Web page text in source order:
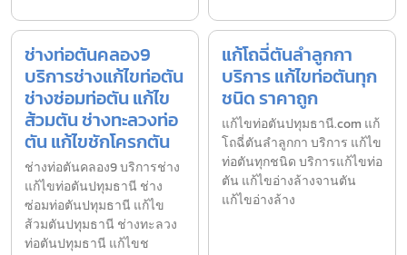
ช่างท่อตันคลอง9
บริการช่างแก้ไขท่อตัน
ช่างซ่อมท่อตัน แก้ไข
ส้วมตัน ช่างทะลวงท่อ
ตัน แก้ไขชักโครกตัน
ช่างท่อตันคลอง9 บริการช่าง
แก้ไขท่อตันปทุมธานี ช่าง
ซ่อมท่อตันปทุมธานี แก้ไข
ส้วมตันปทุมธานี ช่างทะลวง
ท่อตันปทุมธานี แก้ไขช
แก้โถฉี่ตันลำลูกกา
บริการ แก้ไขท่อตันทุก
ชนิด ราคาถูก
แก้ไขท่อตันปทุมธานี.com แก้
โถฉี่ตันลำลูกกา บริการ แก้ไข
ท่อตันทุกชนิด บริการแก้ไขท่อ
ตัน แก้ไขอ่างล้างจานตัน
แก้ไขอ่างล้าง